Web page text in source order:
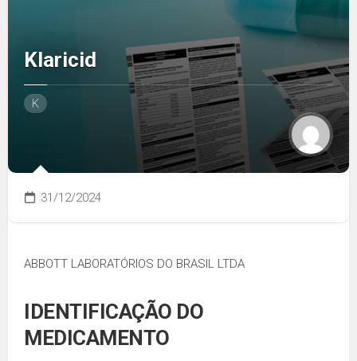
Klaricid
K
31/12/2024
ABBOTT LABORATÓRIOS DO BRASIL LTDA
IDENTIFICAÇÃO DO
MEDICAMENTO